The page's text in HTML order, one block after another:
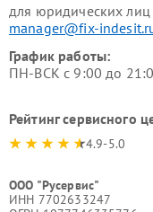
для юридических лиц
manager@fix-
График работы:
ПН-ВСК с 9:00 до
Рейтинг сервисного
4.9-5.0
ООО "Русервис"
ИНН 7702633247